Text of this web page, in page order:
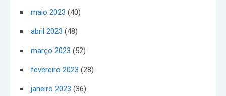
maio 2023 (40)
abril 2023 (48)
março 2023 (52)
fevereiro 2023 (28)
janeiro 2023 (36)